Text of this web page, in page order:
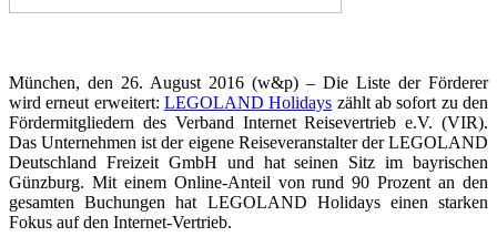
München, den 26. August 2016 (w&p) – Die Liste der Förderer
wird erneut erweitert: LEGOLAND Holidays zählt ab sofort zu den
Fördermitgliedern des Verband Internet Reisevertrieb e.V. (VIR).
Das Unternehmen ist der eigene Reiseveranstalter der LEGOLAND
Deutschland Freizeit GmbH und hat seinen Sitz im bayrischen
Günzburg. Mit einem Online-Anteil von rund 90 Prozent an den
gesamten Buchungen hat LEGOLAND Holidays einen starken
Fokus auf den Internet-Vertrieb.